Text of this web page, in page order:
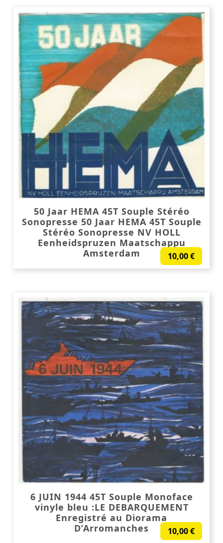
50 Jaar HEMA 45T Souple Stéréo
Sonopresse 50 Jaar HEMA 45T Souple
Stéréo Sonopresse NV HOLL
Eenheidspruzen Maatschappu
Amsterdam
10,00€
6 JUIN 1944 45T Souple Monoface
vinyle bleu :LE DEBARQUEMENT
Enregistré au Diorama
D’Arromanches
10,00€